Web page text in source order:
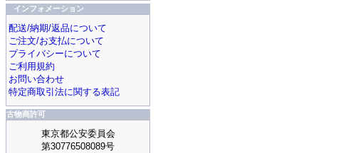
インフォメーション
配送/納期/返品について
ご注文/お支払について
プライバシーについて
ご利用規約
お問い合わせ
特定商取引法に関する表記
古物商許可
東京都公安委員会
第30776508089号